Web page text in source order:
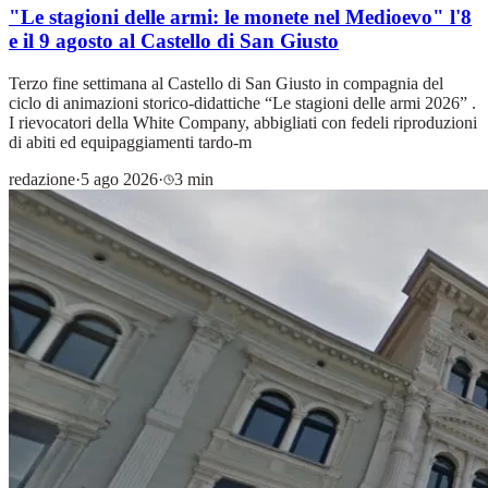
"Le stagioni delle armi: le monete nel Medioevo" l'8
e il 9 agosto al Castello di San Giusto
Terzo fine settimana al Castello di San Giusto in compagnia del
ciclo di animazioni storico-didattiche “Le stagioni delle armi 2026” .
I rievocatori della White Company, abbigliati con fedeli riproduzioni
di abiti ed equipaggiamenti tardo-m
redazione·5 ago 2026· 3 min